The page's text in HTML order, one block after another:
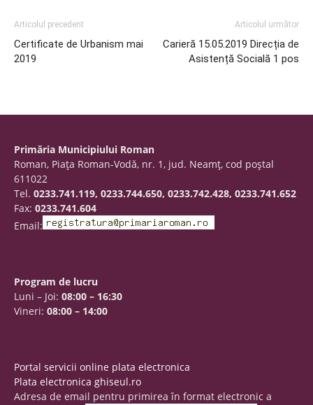
Articolul precedent
Certificate de Urbanism mai
2019
Articolul următor
Carieră 15.05.2019 Direcția de
Asistență Socială 1 pos
Primăria Municipiului Roman
Roman, Piaţa Roman-Vodă, nr. 1, jud. Neamţ, cod poştal
611022
Tel. 0233.741.119, 0233.744.650, 0233.742.428, 0233.741.652
Fax: 0233.741.604
Email:
Program de lucru
Luni – Joi: 08:00 – 16:30
Vineri: 08:00 – 14:00
Portal servicii online plata electronica
Plata electronica ghiseul.ro
Adresa de email pentru primirea în format electronic a